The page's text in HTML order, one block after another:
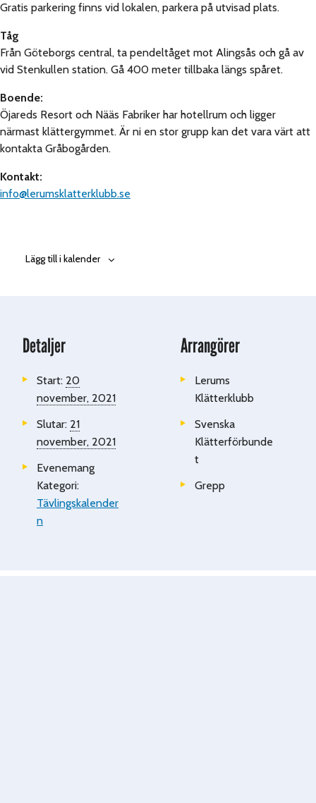
Gratis parkering finns vid lokalen, parkera på utvisad plats.
Tåg
Från Göteborgs central, ta pendeltåget mot Alingsås och gå av
vid Stenkullen station. Gå 400 meter tillbaka längs spåret.
Boende:
Öjareds Resort och Nääs Fabriker har hotellrum och ligger
närmast klättergymmet. Är ni en stor grupp kan det vara värt att
kontakta Gråbogården.
Kontakt:
info@lerumsklatterklubb.se
Lägg till i kalender
Detaljer
Start: 20
november, 2021
Slutar: 21
november, 2021
Evenemang
Kategori:
Tävlingskalender
n
Arrangörer
Lerums
Klätterklubb
Svenska
Klätterförbunde
t
Grepp